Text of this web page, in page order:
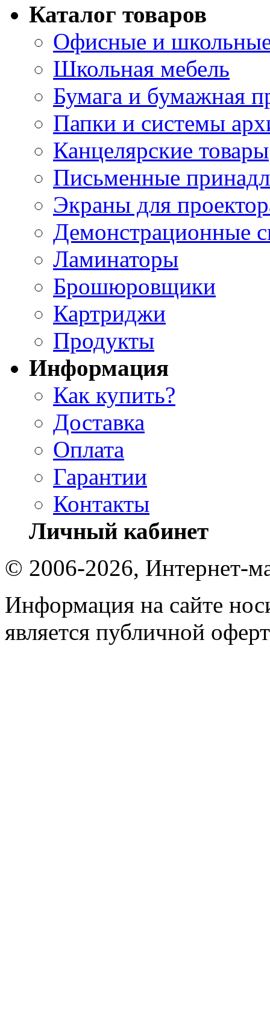
Каталог товаров
Офисные и
Школьная мебель
Бумага и бумажная
Папки и системы
Канцелярские товары
Письменные
Экраны для
Демонстрационные
Ламинаторы
Брошюровщики
Картриджи
Продукты
Информация
Как купить?
Доставка
Оплата
Гарантии
Контакты
Личный кабинет
© 2006-2026, Интернет-
Информация на сайте
является публичной